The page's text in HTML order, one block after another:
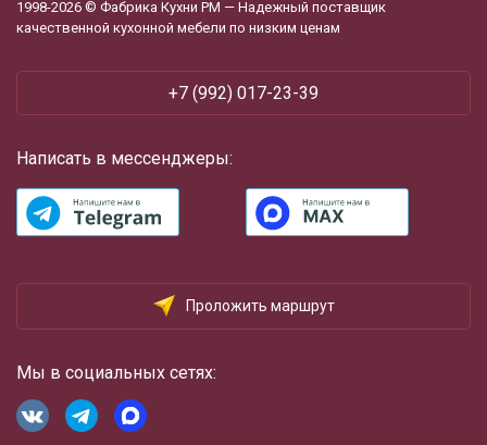
1998-2026 © Фабрика Кухни РМ — Надежный поставщик
качественной кухонной мебели по низким ценам
+7 (992) 017-23-39
Написать в мессенджеры:
Проложить маршрут
Мы в социальных сетях: